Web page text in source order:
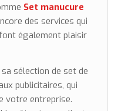
Set manucure
des services qui
également plaisir
sélection de set de
publicitaires, qui
votre entreprise.